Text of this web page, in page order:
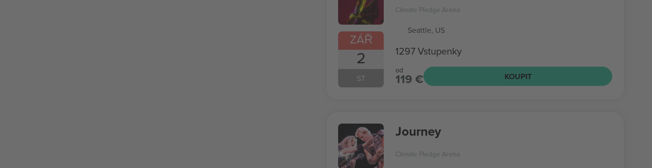
ZÁŘ
2
ST
Climate Pledge Arena
Seattle, US
1297 Vstupenky
od
119 € KOUPIT
Journey
Climate Pledge Arena